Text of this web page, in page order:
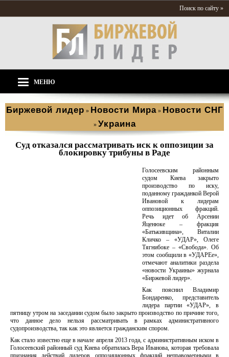
Поиск по сайту »
МЕНЮ
Биржевой лидер » Новости Мира » Новости СНГ
» Украина
Суд отказался рассматривать иск к оппозиции за
блокировку трибуны в Раде
Голосеевским районным
судом Киева закрыто
производство по иску,
поданному гражданкой Верой
Ивановой к лидерам
оппозиционных фракций.
Речь идет об Арсении
Яценюке – фракция
«Батькивщина», Виталии
Кличко – «УДАР», Олеге
Тягнибоке – «Свобода». Об
этом сообщили в «УДАРЕе»,
отмечают аналитики раздела
«новости Украины» журнала
«Биржевой лидер».
Как пояснил Владимир
Бондаренко, представитель
лидера партии «УДАР», в
пятницу утром на заседании судом было закрыто производство по причине того,
что данное дело нельзя рассматривать в рамках административного
судопроизводства, так как это является гражданским спором.
Как стало известно еще в начале апреля 2013 года, с административным иском в
Голосеевский районный суд Киева обратилась Вера Иванова, которая требовала
признания действий лидеров оппозиционных фракций неправомерными в